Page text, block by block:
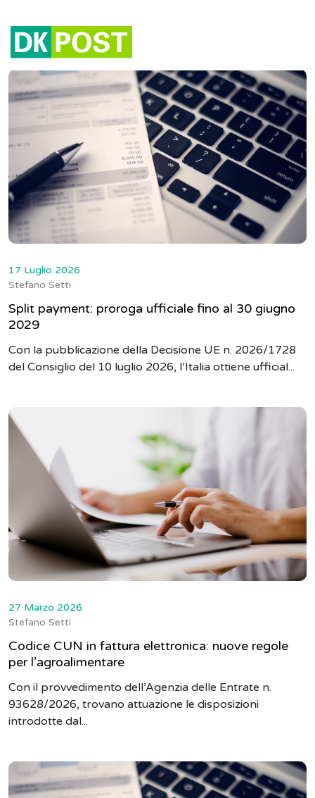
Tag:fattura elettronica
17 Luglio 2026
Stefano Setti
Split payment: proroga ufficiale fino al 30 giugno
2029
Con la pubblicazione della Decisione UE n. 2026/1728
del Consiglio del 10 luglio 2026, l’Italia ottiene ufficial...
27 Marzo 2026
Stefano Setti
Codice CUN in fattura elettronica: nuove regole
per l’agroalimentare
Con il provvedimento dell’Agenzia delle Entrate n.
93628/2026, trovano attuazione le disposizioni
introdotte dal...